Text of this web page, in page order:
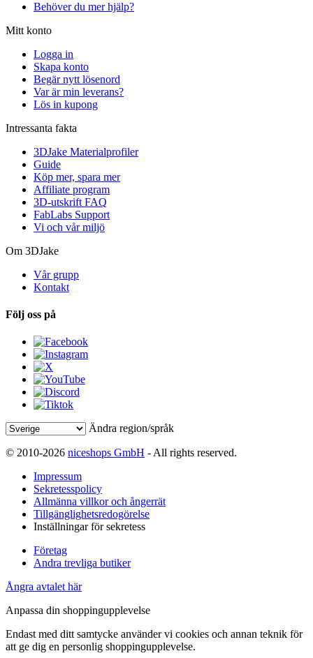
Behöver du mer hjälp?
Mitt konto
Logga in
Skapa konto
Begär nytt lösenord
Var är min leverans?
Lös in kupong
Intressanta fakta
3DJake Materialprofiler
Guide
Köp mer, spara mer
Affiliate program
3D-utskrift FAQ
FabLabs Support
Vi och vår miljö
Om 3DJake
Vår grupp
Kontakt
Följ oss på
Ändra region/språk
© 2010-2026 niceshops GmbH - All rights reserved.
Impressum
Sekretesspolicy
Allmänna villkor och ångerrät
Tillgänglighetsredogörelse
Inställningar för sekretess
Företag
Andra trevliga butiker
Ångra avtalet här
Anpassa din shoppingupplevelse
Endast med ditt samtycke använder vi cookies och annan teknik för
att ge dig en personlig shoppingupplevelse.